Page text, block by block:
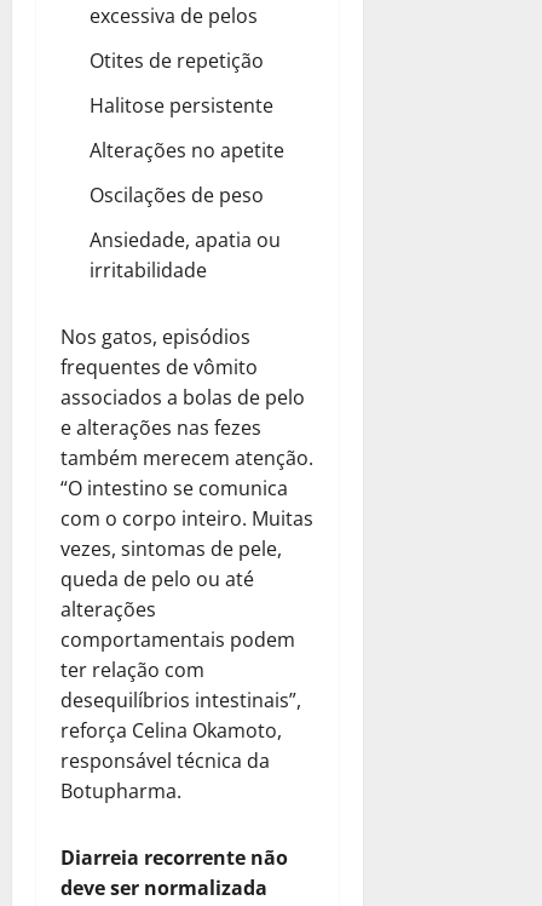
excessiva de pelos
Otites de repetição
Halitose persistente
Alterações no apetite
Oscilações de peso
Ansiedade, apatia ou
irritabilidade
Nos gatos, episódios
frequentes de vômito
associados a bolas de pelo
e alterações nas fezes
também merecem atenção.
“O intestino se comunica
com o corpo inteiro. Muitas
vezes, sintomas de pele,
queda de pelo ou até
alterações
comportamentais podem
ter relação com
desequilíbrios intestinais”,
reforça Celina Okamoto,
responsável técnica da
Botupharma.
Diarreia recorrente não
deve ser normalizada